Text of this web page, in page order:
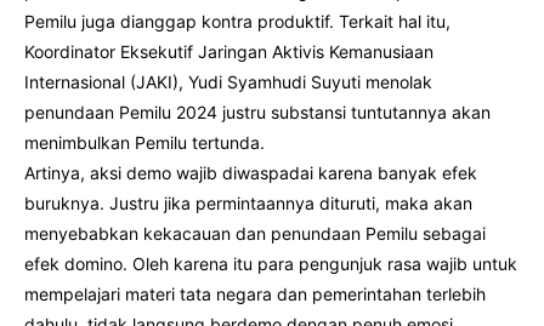
Pemilu juga dianggap kontra produktif. Terkait hal itu,
Koordinator Eksekutif Jaringan Aktivis Kemanusiaan
Internasional (JAKI), Yudi Syamhudi Suyuti menolak
penundaan Pemilu 2024 justru substansi tuntutannya akan
menimbulkan Pemilu tertunda.
Artinya, aksi demo wajib diwaspadai karena banyak efek
buruknya. Justru jika permintaannya dituruti, maka akan
menyebabkan kekacauan dan penundaan Pemilu sebagai
efek domino. Oleh karena itu para pengunjuk rasa wajib untuk
mempelajari materi tata negara dan pemerintahan terlebih